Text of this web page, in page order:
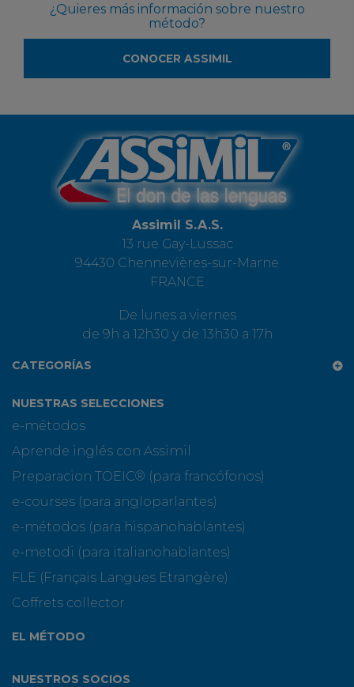
¿Quieres más información sobre nuestro
método?
CONOCER ASSIMIL
Assimil S.A.S.
13 rue Gay-Lussac
94430 Chennevières-sur-Marne
FRANCE
De lunes a viernes
de 9h a 12h30 y de 13h30 a 17h
CATEGORÍAS
NUESTRAS SELECCIONES
e-métodos
Aprende inglés con Assimil
Preparacion TOEIC® (para francófonos)
e-courses (para angloparlantes)
e-métodos (para hispanohablantes)
e-metodi (para italianohablantes)
FLE (Français Langues Etrangère)
Coffrets collector
EL MÉTODO
NUESTROS SOCIOS